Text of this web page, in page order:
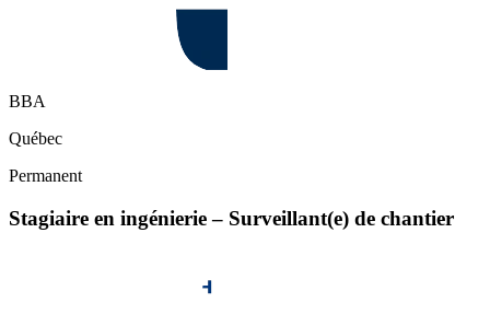
BBA
Québec
Permanent
Stagiaire en ingénierie – Surveillant(e) de chantier